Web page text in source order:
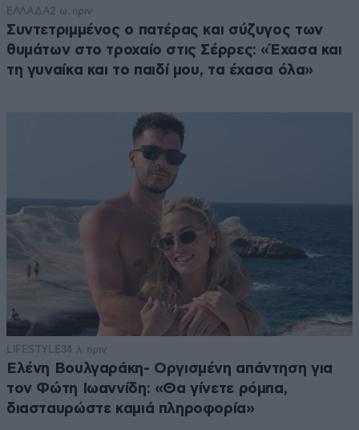
ΕΛΛΑΔΑ2 ω. πριν
Συντετριμμένος ο πατέρας και σύζυγος των
θυμάτων στο τροχαίο στις Σέρρες: «Έχασα και
τη γυναίκα και το παιδί μου, τα έχασα όλα»
LIFESTYLE34 λ. πριν
Ελένη Βουλγαράκη- Οργισμένη απάντηση για
τον Φώτη Ιωαννίδη: «Θα γίνετε ρόμπα,
διασταυρώστε καμιά πληροφορία»